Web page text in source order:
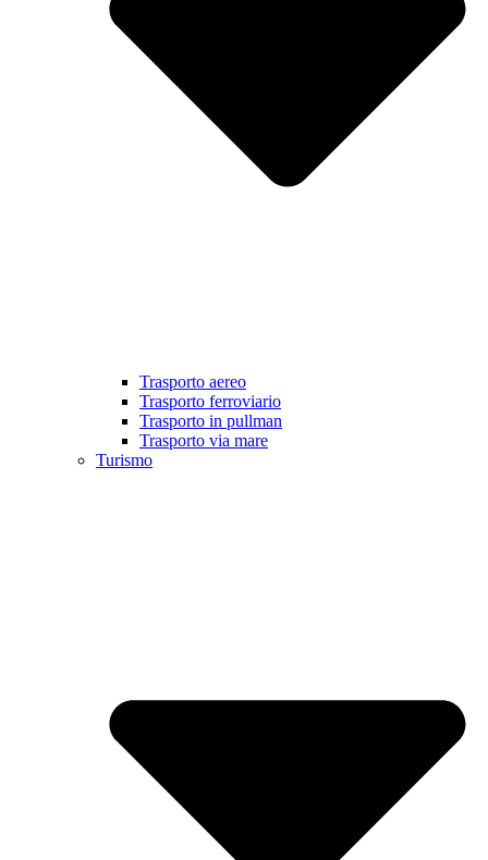
Trasporto aereo
Trasporto ferroviario
Trasporto in pullman
Trasporto via mare
Turismo